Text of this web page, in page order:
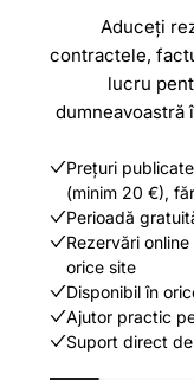
Aduceți
contractele,
lucru
Prețuri
(minim 20 €),
Perioadă
Rezervări
orice site
Disponibil în
Ajutor practic
Suport direct